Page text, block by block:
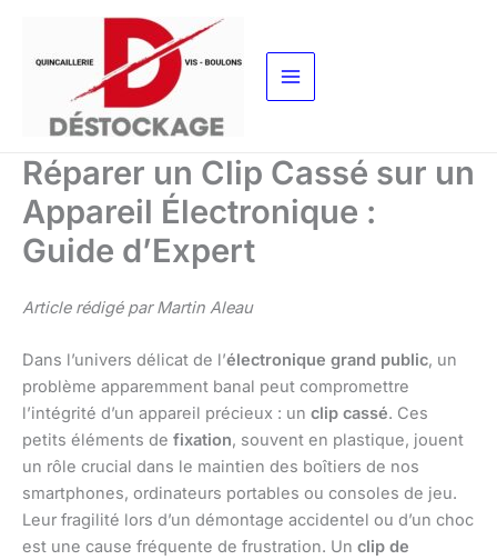
contenu
Réparer un Clip Cassé sur un
Appareil Électronique :
Guide d’Expert
Article rédigé par Martin Aleau
Dans l’univers délicat de l’électronique grand public, un
problème apparemment banal peut compromettre
l’intégrité d’un appareil précieux : un clip cassé. Ces
petits éléments de fixation, souvent en plastique, jouent
un rôle crucial dans le maintien des boîtiers de nos
smartphones, ordinateurs portables ou consoles de jeu.
Leur fragilité lors d’un démontage accidentel ou d’un choc
est une cause fréquente de frustration. Un clip de